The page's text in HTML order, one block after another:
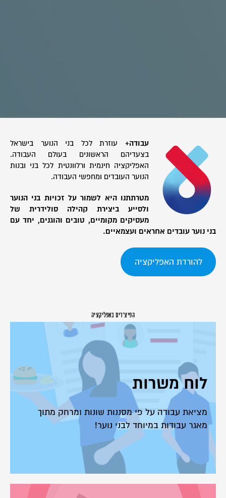
עבודה+ עוזרת לכל בני הנוער בישראל
בצעדיהם הראשונים בעולם העבודה.
האפליקציה חינמית ורלוונטית לכל בני ובנות
הנוער העובדים ומחפשי העבודה.
מטרתתנו היא לשמור על זכויות בני הנוער
ולסייע ביצירת קהילה סולידרית של
מעסיקים מקומיים, טובים והוגנים, יחד עם
בני נוער עובדים אחראים ועצמאיים.
להורדת האפליקציה
הפיצ'רים באפליקציה
לוח משרות
מציאת עבודה על פי מסננות שונות ומרחק מתוך
מאגר עבודות במיוחד לבני נוער!